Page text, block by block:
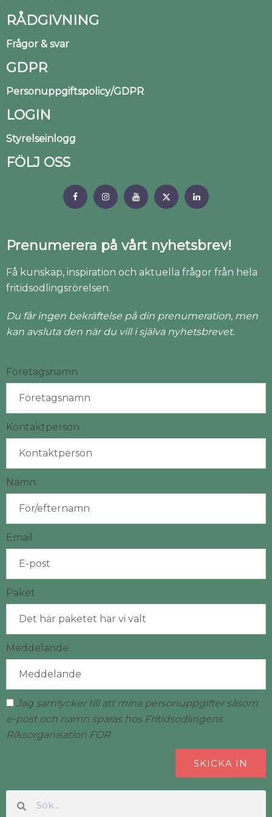
RÅDGIVNING
Frågor & svar
GDPR
Personuppgiftspolicy/GDPR
LOGIN
Styrelseinlogg
FÖLJ OSS
Prenumerera på vårt nyhetsbrev!
Få kunskap, inspiration och aktuella frågor från hela
fritidsodlingsrörelsen.
Du får ingen bekräftelse på din prenumeration, men
kan avsluta den när du vill i själva nyhetsbrevet.
Företagsnamn
Kontaktperson
Namn
Email
Paket
Meddelande
Jag samtycker till att mina personuppgifter såsom
e-post och namn sparas hos Fritidsodlingens
Riksorganisation FOR
SKICKA IN